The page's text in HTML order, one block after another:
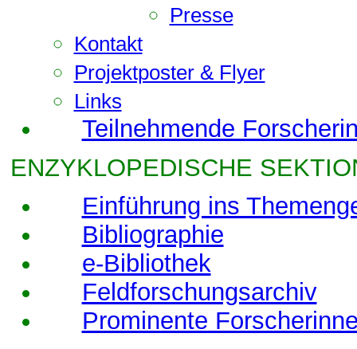
Presse
Kontakt
Projektposter & Flyer
Links
Teilnehmende
ENZYKLOPEDISCHE
Einführung ins
Bibliographie
e-Bibliothek
Feldforschungsarchiv
Prominente